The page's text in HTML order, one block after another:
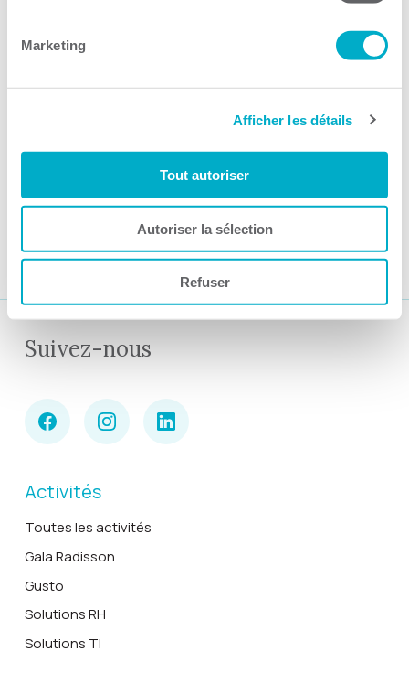
Marketing
Afficher les détails
Tout autoriser
Autoriser la sélection
Refuser
Par CCI3R Guilbert, 23 octobre 2023
Uniprix – Entreprises Marc Dontigny
1 2 3
Suivez-nous
Activités
Toutes les activités
Gala Radisson
Gusto
Solutions RH
Solutions TI